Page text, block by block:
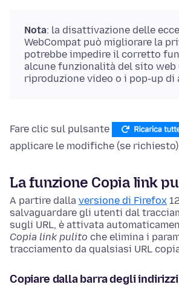
Nota: la disattivazione delle
WebCompat può migliorare la
potrebbe impedire il corretto
alcune funzionalità del sito web
riproduzione video o i pop-up di
Fare clic sul pulsante
applicare le modifiche (se
La funzione Copia link
A partire dalla versione di Firefox
salvaguardare gli utenti dal
sugli URL, è attivata
Copia link pulito che elimina i
tracciamento da qualsiasi URL
Copiare dalla barra degli indirizzi